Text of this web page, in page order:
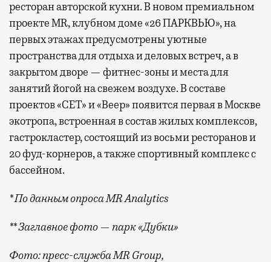
ресторан авторской кухни. В новом премиальном
проекте MR, клубном доме «26 ПАРКВЬЮ», на
первых этажах предусмотрены уютные
пространства для отдыха и деловых встреч, а в
закрытом дворе — фитнес-зоны и места для
занятий йогой на свежем воздухе. В составе
проектов «СЕТ» и «Веер»появитсяпервая в Москве
экотропа, встроенная в состав жилых комплексов,
гастрокластер, состоящий из восьми ресторанов и
20 фуд-корнеров, а также спортивный комплекс с
бассейном.
* По данным опроса MR Analytics
** Заглавное фото — парк «Дубки»
Фото: пресс-служба MR Group,